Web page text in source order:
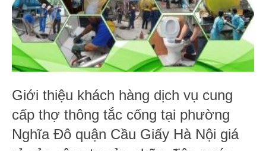
Giới thiệu khách hàng dịch vụ cung
cấp thợ thông tắc cống tại phường
Nghĩa Đô quận Cầu Giấy Hà Nội giá